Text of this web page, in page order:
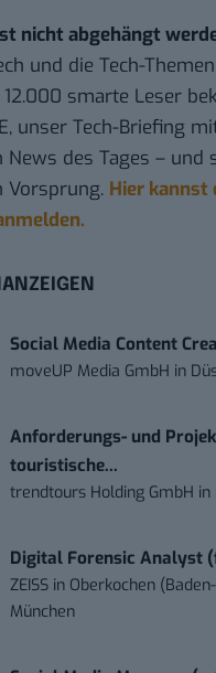
nicht abgehängt
und die Tech-
smarte Leser
unser Tech-Briefing
des Tages – und
Vorsprung. Hier kannst
Social Media Content
moveUP Media GmbH in
Anforderungs- und
touristische...
trendtours Holding GmbH in
Digital Forensic Analyst
ZEISS in Oberkochen
München